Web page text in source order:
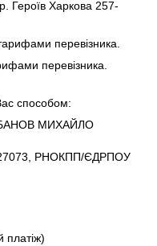
Героїв Харкова 257-
перевізника.
перевізника.
способом:
МИХАЙЛО
РНОКПП/ЄДРПОУ
платіж)